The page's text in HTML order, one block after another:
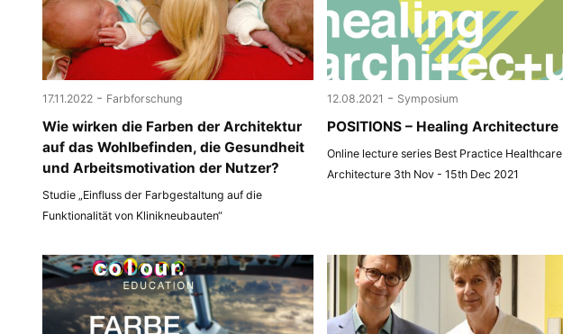
17.11.2022 - Farbforschung
Wie wirken die Farben der Architektur
auf das Wohlbefinden, die Gesundheit
und Arbeitsmotivation der Nutzer?
Studie „Einfluss der Farbgestaltung auf die
Funktionalität von Klinikneubauten“
12.08.2021 - Symposium
POSITIONS – Healing Architecture
Online lecture series Best Practice Healthcare
Architecture 3th Nov - 15th Dec 2021